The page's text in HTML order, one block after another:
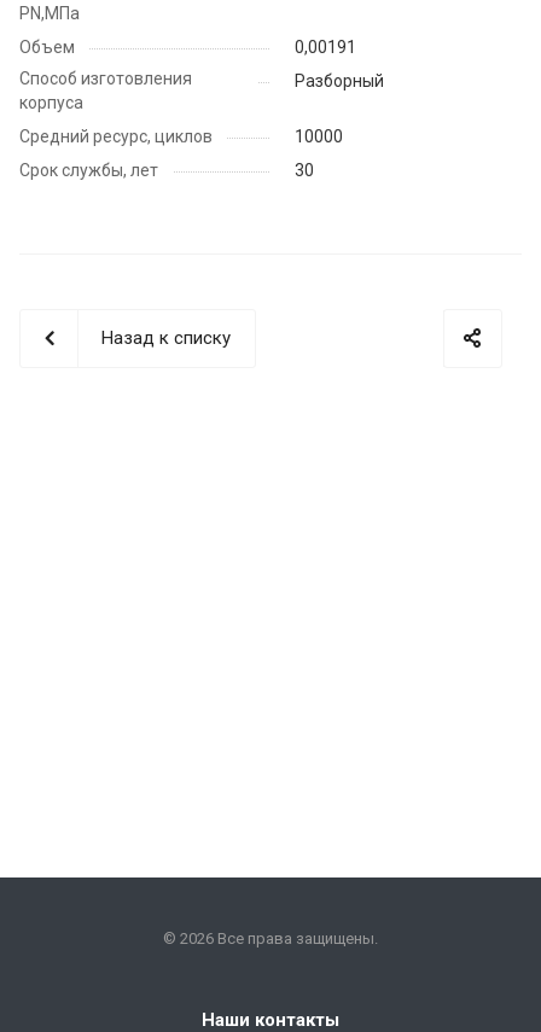
PN,МПа
Объем
0,00191
Способ изготовления
корпуса
Разборный
Средний ресурс, циклов
10000
Срок службы, лет
30
Назад к списку
© 2026 Все права защищены.
Наши контакты